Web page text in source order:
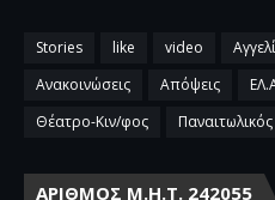
Stories like video
Ανακοινώσεις
Απόψεις
Θέατρο-Κιν/φος
Παναιτωλικός
ΑΡΙΘΜΌΣ Μ.Η.Τ. 242055